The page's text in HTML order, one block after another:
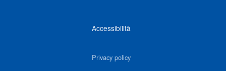
Accessibilità
Privacy policy